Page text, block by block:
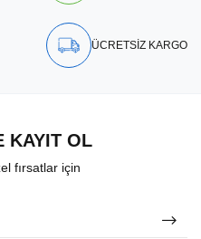
ÜCRETSİZ KARGO
KAYIT OL
fırsatlar için